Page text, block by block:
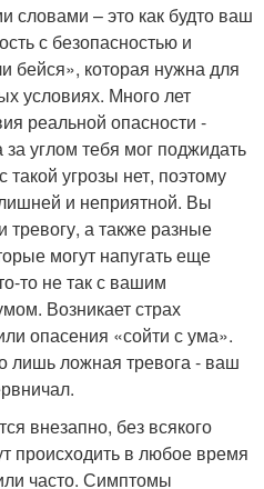
словами – это как будто ваш
с безопасностью и
бейся», которая нужна для
условиях. Много лет
реальной опасности -
углом тебя мог поджидать
угрозы нет, поэтому
и неприятной. Вы
тревогу, а также разные
могут напугать еще
то не так с вашим
Возникает страх
опасения «сойти с ума».
лишь ложная тревога - ваш
внезапно, без всякого
происходить в любое время
часто. Симптомы